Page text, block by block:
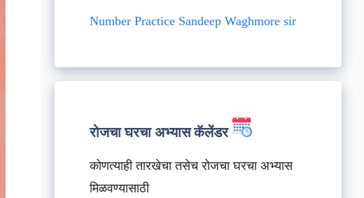
Number Practice Sandeep Waghmore sir
रोजचा घरचा अभ्यास कॅलेंडर
कोणत्याही तारखेचा तसेच रोजचा घरचा अभ्यास
मिळवण्यासाठी